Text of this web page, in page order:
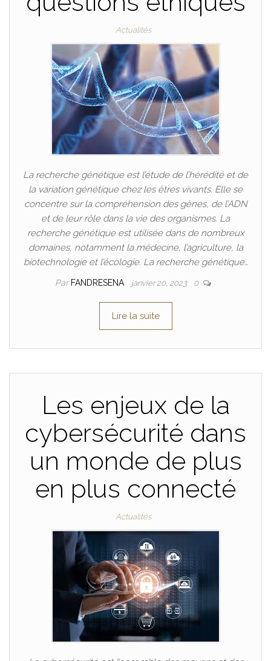
Actualités
La recherche génétique est l’étude de l’hérédité et de
la variation génétique chez les êtres vivants. Elle se
concentre sur la compréhension des gènes, de l’ADN
et de leur rôle dans la vie des organismes. La
recherche génétique est utilisée dans de nombreux
domaines, notamment la médecine, l’agriculture, la
biotechnologie et l’écologie. La recherche génétique…
Par FANDRESENA janvier 20, 2023 0
Lire la suite
Les enjeux de la
cybersécurité dans
un monde de plus
en plus connecté
Actualités